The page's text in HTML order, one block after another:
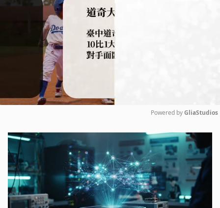
Mute
Powered by GliaStudios